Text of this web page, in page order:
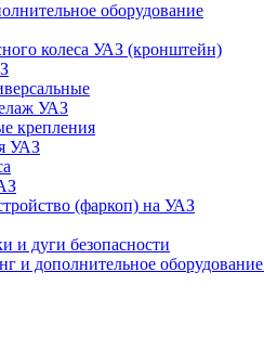
оборудование
колеса УАЗ (кронштейн)
УАЗ
крепления
УАЗ
(фаркоп) на УАЗ
и дуги безопасности
и дополнительное оборудование